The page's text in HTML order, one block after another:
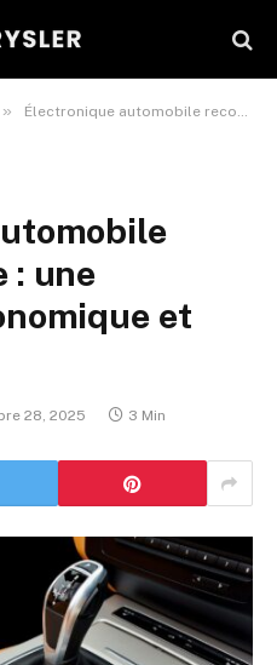
» Électronique automobile reconditionnée : une alternative économique et fiable au neuf
: une
et
28, 2025 3 Min